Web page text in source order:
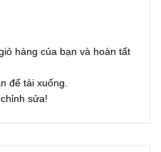
hàng của bạn và hoàn tất
để tải xuống.
sửa!